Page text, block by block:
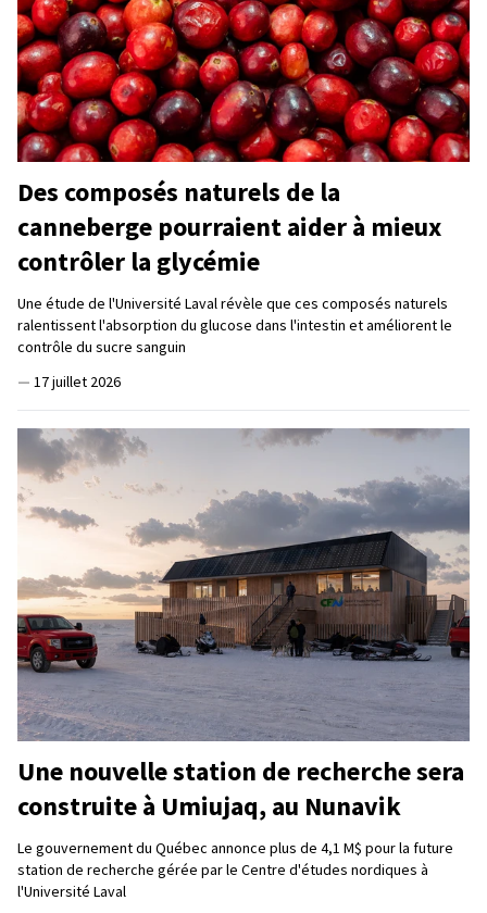
Des composés naturels de la
canneberge pourraient aider à mieux
contrôler la glycémie
Une étude de l'Université Laval révèle que ces composés naturels
ralentissent l'absorption du glucose dans l'intestin et améliorent le
contrôle du sucre sanguin
— 17 juillet 2026
Une nouvelle station de recherche sera
construite à Umiujaq, au Nunavik
Le gouvernement du Québec annonce plus de 4,1 M$ pour la future
station de recherche gérée par le Centre d'études nordiques à
l'Université Laval